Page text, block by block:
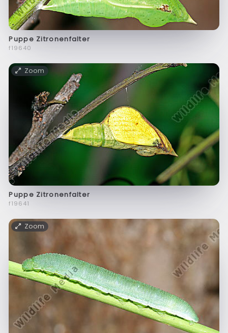
Puppe Zitronenfalter
f19640
Zoom
Puppe Zitronenfalter
f19641
Zoom